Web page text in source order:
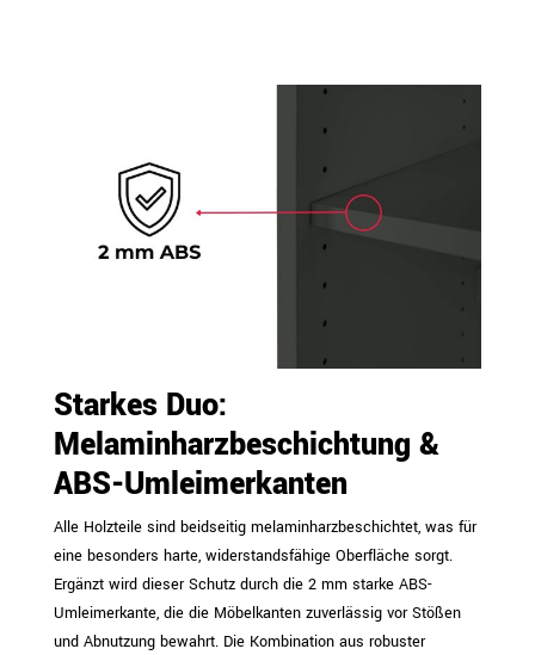
Starkes Duo:
Melaminharzbeschichtung &
ABS-Umleimerkanten
Alle Holzteile sind beidseitig melaminharzbeschichtet, was für
eine besonders harte, widerstandsfähige Oberfläche sorgt.
Ergänzt wird dieser Schutz durch die 2 mm starke ABS-
Umleimerkante, die die Möbelkanten zuverlässig vor Stößen
und Abnutzung bewahrt. Die Kombination aus robuster